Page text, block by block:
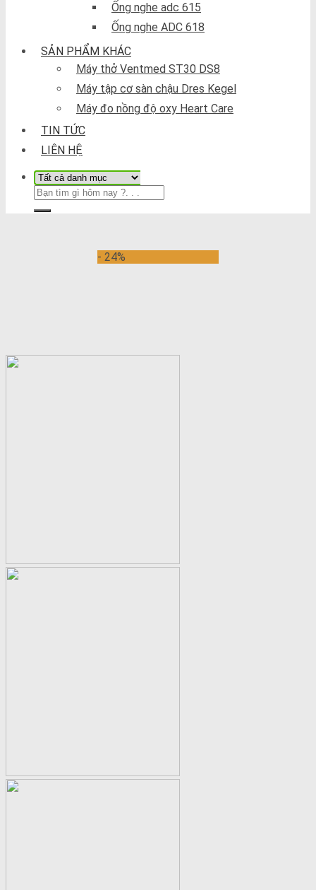
Ống nghe adc 615
Ống nghe ADC 618
SẢN PHẨM KHÁC
Máy thở Ventmed ST30 DS8
Máy tập cơ sàn chậu Dres Kegel
Máy đo nồng độ oxy Heart Care
TIN TỨC
LIÊN HỆ
- 24%